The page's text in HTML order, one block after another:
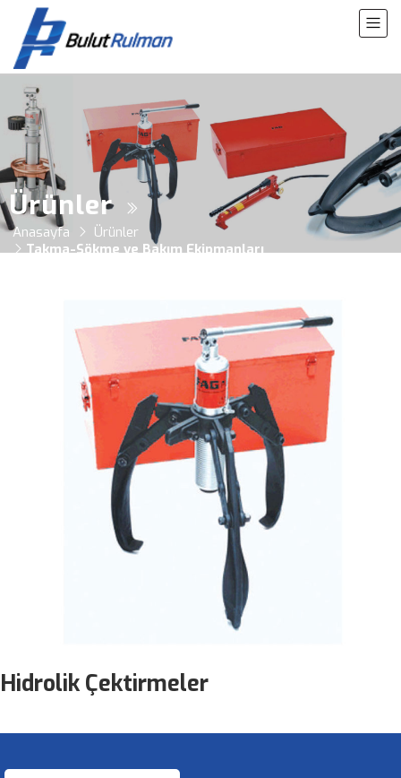
Ürünler
Anasayfa
Ürünler
Takma-Sökme ve Bakım Ekipmanları
Hidrolik Çektirmeler